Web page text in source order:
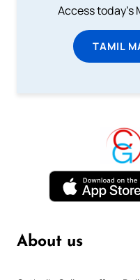
Access today's
TAMIL
About us